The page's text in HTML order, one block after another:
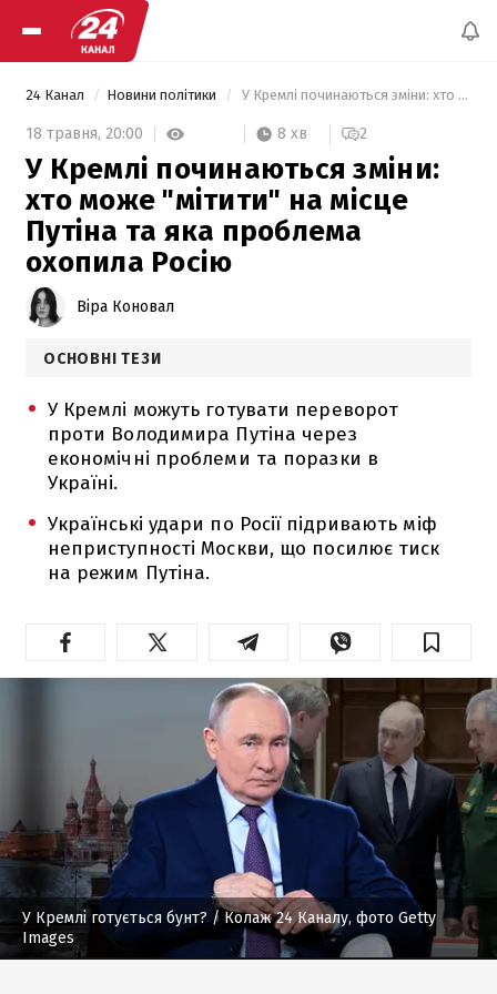
24 Канал Новини політики У Кремлі починаються зміни: хто може "мітити" на місце Путіна та яка проблема охопила Росію
18 травня, 20:00 8 хв 2
У Кремлі починаються зміни:
хто може "мітити" на місце
Путіна та яка проблема
охопила Росію
Віра Коновал
ОСНОВНІ ТЕЗИ
У Кремлі можуть готувати переворот
проти Володимира Путіна через
економічні проблеми та поразки в
Україні.
Українські удари по Росії підривають міф
неприступності Москви, що посилює тиск
на режим Путіна.
У Кремлі готується бунт?/ Колаж 24 Каналу, фото Getty
Images